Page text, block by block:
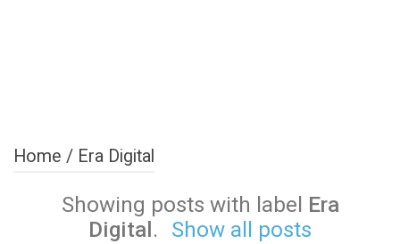
Home / Era Digital
Showing posts with label Era
Digital . Show all posts